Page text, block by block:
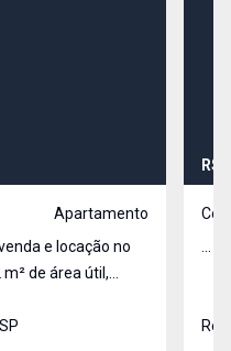
Apartamento
e locação no
com armários,
R$